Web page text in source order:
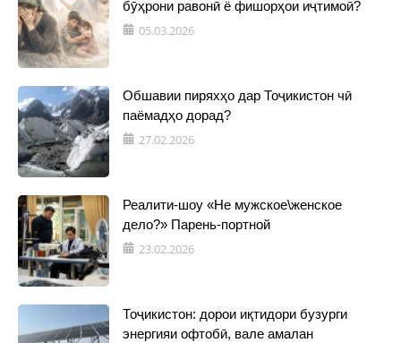
бӯҳрони равонӣ ё фишорҳои иҷтимоӣ?
05.03.2026
Обшавии пиряхҳо дар Тоҷикистон чӣ
паёмадҳо дорад?
27.02.2026
Реалити-шоу «Не мужское\женское
дело?» Парень-портной
23.02.2026
Тоҷикистон: дорои иқтидори бузурги
энергияи офтобӣ, вале амалан